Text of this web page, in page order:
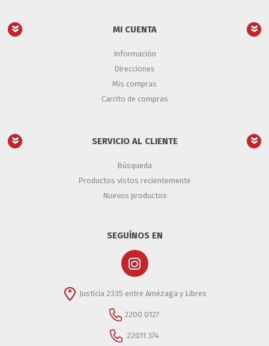
MI CUENTA
Información
Direcciones
Mis compras
Carrito de compras
SERVICIO AL CLIENTE
Búsqueda
Productos vistos recientemente
Nuevos productos
SEGUÍNOS EN
Justicia 2335 entre Amézaga y Libres
2200 0127
22011 374